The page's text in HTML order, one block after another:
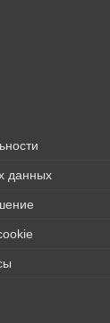
данных